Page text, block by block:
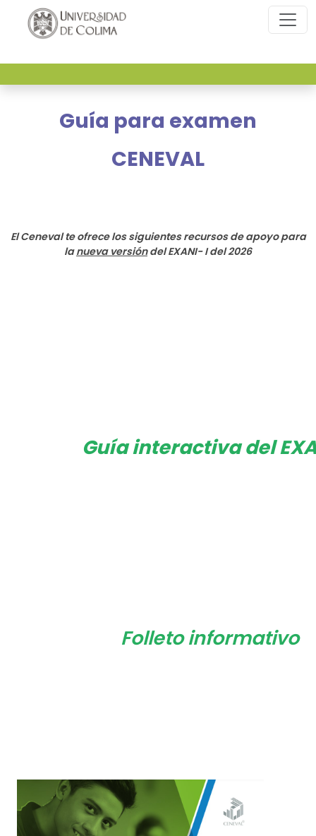
Guía para examen
CENEVAL
El Ceneval te ofrece los siguientes recursos de apoyo para
lanueva versióndel EXANI- I del 2026
Guía interactiva del
Folleto informativo